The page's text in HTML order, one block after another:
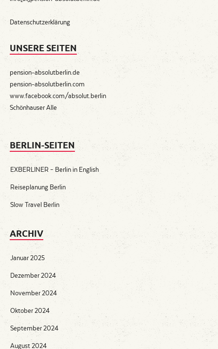
Datenschutzerklärung
UNSERE SEITEN
pension-absolutberlin.de
pension-absolutberlin.com
www.facebook.com/absolut.berlin
Schönhauser Alle
BERLIN-SEITEN
EXBERLINER – Berlin in English
Reiseplanung Berlin
Slow Travel Berlin
ARCHIV
Januar 2025
Dezember 2024
November 2024
Oktober 2024
September 2024
August 2024